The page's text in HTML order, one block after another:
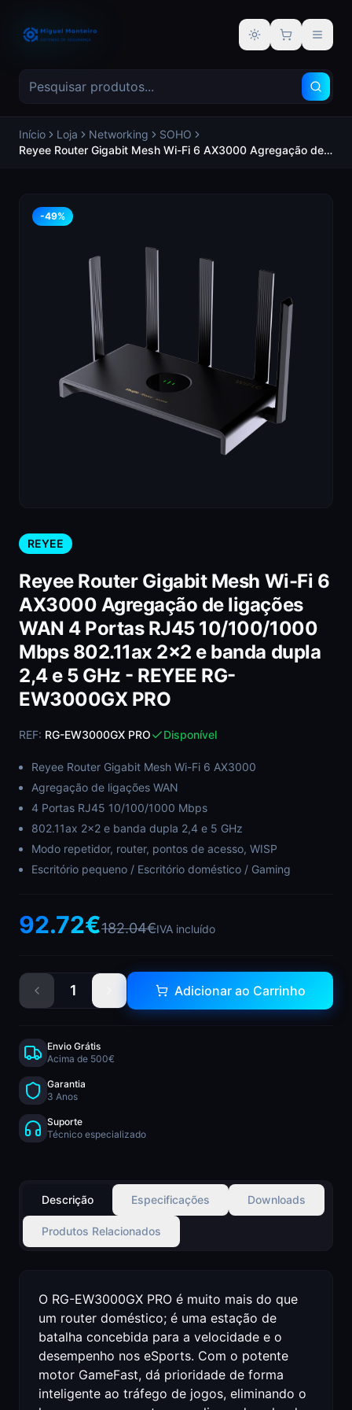
Alternar tema
Início Loja Networking
SOHO
Reyee Router Gigabit Mesh Wi-Fi 6 AX3000 Agregação de
-49%
REYEE
Reyee Router Gigabit Mesh Wi-Fi 6
AX3000 Agregação de ligações
WAN 4 Portas RJ45 10/100/1000
Mbps 802.11ax 2x2 e banda dupla
2,4 e 5 GHz - REYEE RG-
EW3000GX PRO
REF: RG-EW3000GX PRO Disponível
Reyee Router Gigabit Mesh Wi-Fi 6 AX3000
Agregação de ligações WAN
4 Portas RJ45 10/100/1000 Mbps
802.11ax 2x2 e banda dupla 2,4 e 5 GHz
Modo repetidor, router, pontos de acesso, WISP
Escritório pequeno / Escritório doméstico / Gaming
92.72€182.04€IVA incluído
1 Adicionar ao Carrinho
Envio Grátis
Acima de 500€
Garantia
3 Anos
Suporte
Técnico especializado
Descrição Especificações Downloads
Produtos Relacionados
O RG-EW3000GX PRO é muito mais do que
um router doméstico; é uma estação de
batalha concebida para a velocidade e o
desempenho nos eSports. Com o potente
motor GameFast, dá prioridade de forma
inteligente ao tráfego de jogos, eliminando o